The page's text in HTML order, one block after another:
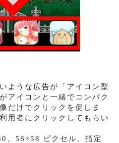
ような広告が「アイコン型
アイコンと一緒でコンパク
だけでクリックを促しま
用者にクリックしてもらい
、58×58 ピクセル、指定